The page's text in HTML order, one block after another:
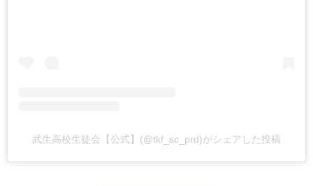
武生高校生徒会【公式】(@tkf_sc_prd)がシェアした投稿